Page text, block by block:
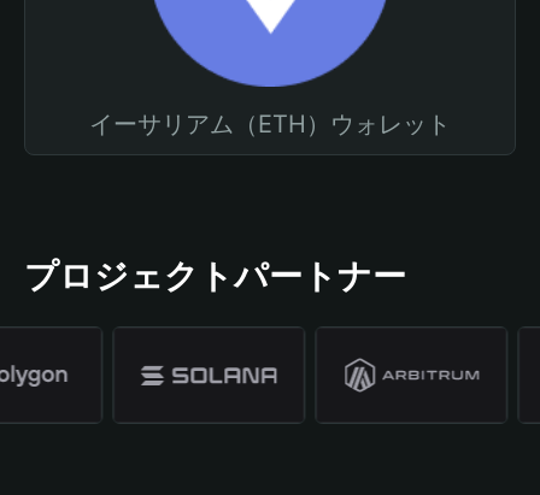
イーサリアム（ETH）ウォレット
プロジェクトパートナー